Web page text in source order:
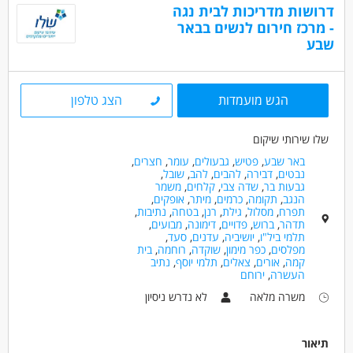
דרושות מדריכות לבית נגה
- מרכז חירום לנשים בבאר
שבע
הגש מועמדות הצג טלפון
שלו שירותי שיקום
באר שבע,פטיש, גבעולים, עומר, חצרים,
נבטים,דבירה,להבים,להב,שובל,
גבעות בר,שדה צבי,קלחים,משמר
הנגב, תקומה,כרמים,מיתר,אופקים,
תפרח,מסלול, גילת, רנן,בטחה, נתיבות,
תדהר,ברוש,פדויים,דימונה,מבועים,
תלמי ביל"ו,יושיביה, עדנים,סעד,
מפלסים,כפר מימון,שוקדה, רוחמה,בית
קמה,אורים, צאלים, תלמי יוסף, נתיב
העשרה,ירוחם
משרה מלאה
לא נדרש ניסיון
תיאור